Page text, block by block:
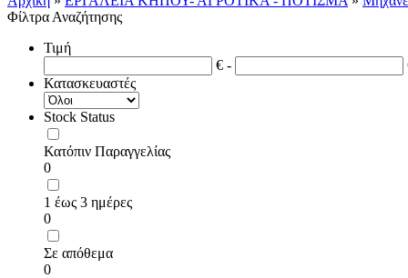
Φίλτρα Αναζήτησης
Τιμή
€ -
Κατασκευαστές
Stock Status
Κατόπιν Παραγγελίας
0
1 έως 3 ημέρες
0
Σε απόθεμα
0